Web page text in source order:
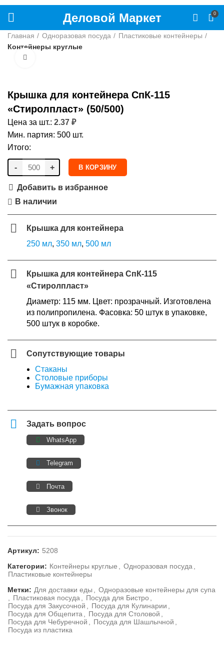
Деловой Маркет 0
Главная Одноразовая посуда
Пластиковые контейнеры
Контейнеры круглые
Крышка для контейнера СпК-115
«Стиролпласт» (50/500)
Цена за шт.: 2.37 ₽
Мин. партия: 500 шт.
Итого:
- + В КОРЗИНУ
Добавить в избранное
В наличии
Крышка для контейнера
250 мл, 350 мл, 500 мл
Крышка для контейнера СпК-115
«Стиролпласт»
Диаметр: 115 мм. Цвет: прозрачный. Изготовлена
из полипропилена. Фасовка: 50 штук в упаковке,
500 штук в коробке.
Сопутствующие товары
Стаканы
Столовые приборы
Бумажная упаковка
Задать вопрос
WhatsApp
Telegram
Почта
Звонок
Артикул: 5208
Категории: Контейнеры круглые Одноразовая посуда
Пластиковые контейнеры
Метки: Для доставки еды
Одноразовые контейнеры для супа
Пластиковая посуда Посуда для Бистро
Посуда для Закусочной
Посуда для Кулинарии
Посуда для Общепита
Посуда для Столовой
Посуда для Чебуречной
Посуда для Шашлычной
Посуда из пластика